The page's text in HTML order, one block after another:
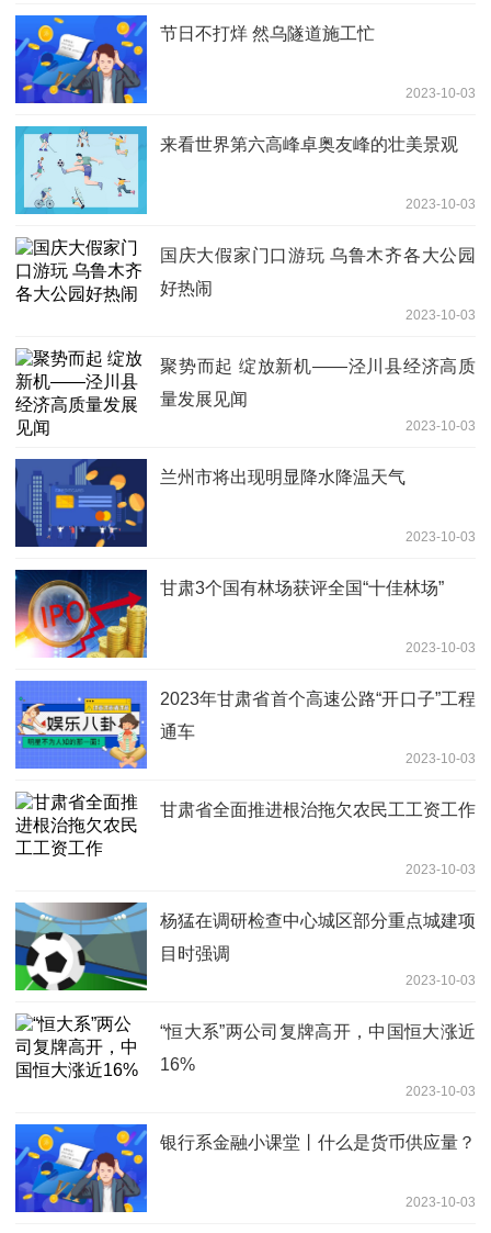
节日不打烊 然乌隧道施工忙
2023-10-03
来看世界第六高峰卓奥友峰的壮美景观
2023-10-03
国庆大假家门口游玩 乌鲁木齐各大公园
好热闹
2023-10-03
聚势而起 绽放新机——泾川县经济高质
量发展见闻
2023-10-03
兰州市将出现明显降水降温天气
2023-10-03
甘肃3个国有林场获评全国“十佳林场”
2023-10-03
2023年甘肃省首个高速公路“开口子”工程
通车
2023-10-03
甘肃省全面推进根治拖欠农民工工资工作
2023-10-03
杨猛在调研检查中心城区部分重点城建项
目时强调
2023-10-03
“恒大系”两公司复牌高开，中国恒大涨近
16%
2023-10-03
银行系金融小课堂丨什么是货币供应量？
2023-10-03